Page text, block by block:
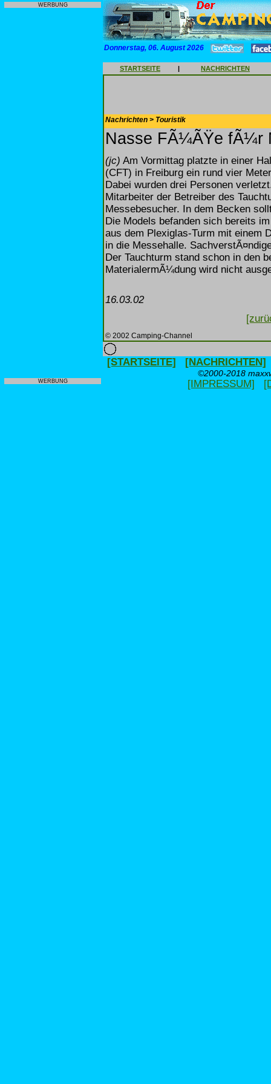
WERBUNG
WERBUNG
Donnerstag, 06. August 2026
STARTSEITE | NACHRICHTEN
Nachrichten > Touristik
Nasse FÃ¼ÃŸe fÃ¼r
(jc) Am Vormittag platzte in einer
(CFT) in Freiburg ein rund vier
Dabei wurden drei Personen
Mitarbeiter der Betreiber des
Messebesucher. In dem Becken
Die Models befanden sich bereits
aus dem Plexiglas-Turm mit einem
in die Messehalle.
Der Tauchturm stand schon in den
MaterialermÃ¼dung wird nicht
16.03.02
© 2002 Camping-Channel
[STARTSEITE] [NACHRICHTEN]
©2000-2018
[IMPRESSUM]